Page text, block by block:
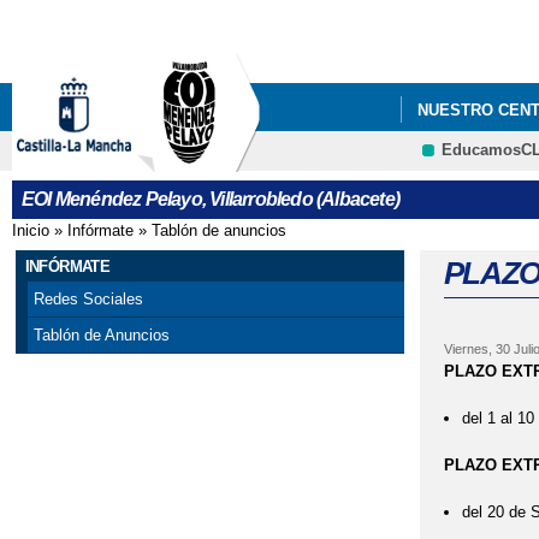
NUESTRO
EOI Menéndez Pelayo, Villarrobledo (Albacete)
Se encuentra usted aquí
Inicio » Infórmate » Tablón de anuncios
INFÓRMATE
Redes Sociales
Tablón de Anuncios
Viernes, 30
PLAZO
del 1 al
PLAZO
del 20 de